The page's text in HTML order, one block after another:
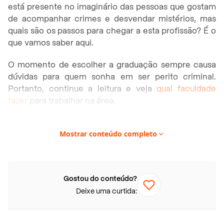
está presente no imaginário das pessoas que gostam
de acompanhar crimes e desvendar mistérios, mas
quais são os passos para chegar a esta profissão? É o
que vamos saber aqui.
O momento de escolher a graduação sempre causa
dúvidas para quem sonha em ser perito criminal.
Portanto, continue a leitura e veja qual faculdade
fazer para trabalhar na área.
Neste artigo você vai encontrar:
Faculdade de Ciências Biológicas
Mostrar conteúdo completo
Gostou do conteúdo?
Deixe uma curtida: